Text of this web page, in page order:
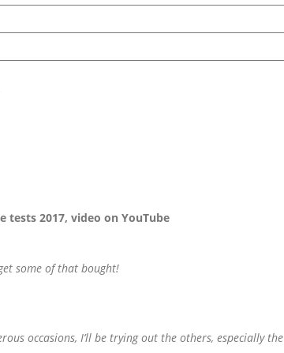
tests 2017, video on YouTube
some of that bought!
occasions, I’ll be trying out the others, especially the